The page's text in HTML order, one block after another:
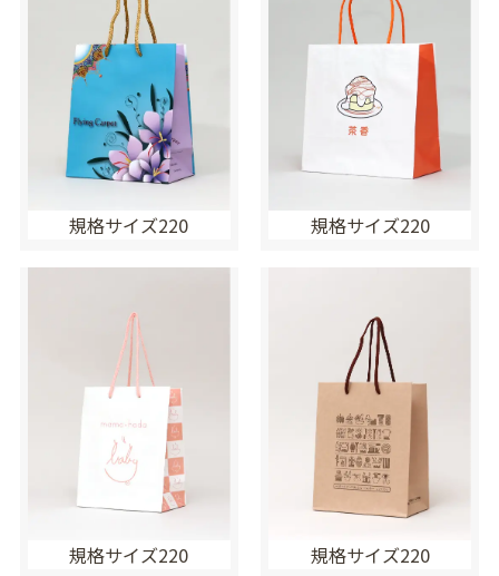
規格サイズ220 規格サイズ220
規格サイズ220 規格サイズ220